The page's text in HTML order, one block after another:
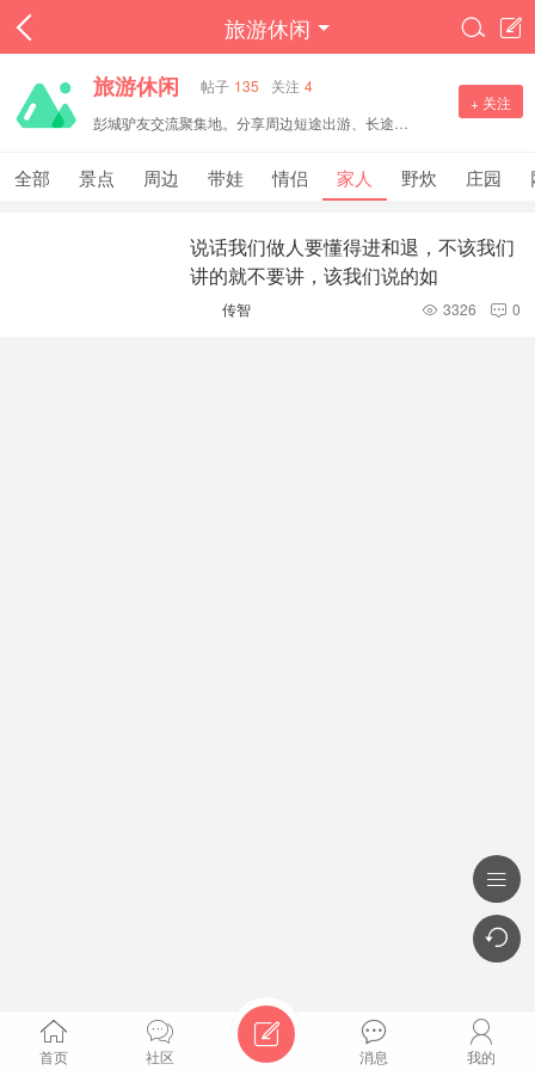
旅游休闲 

旅游休闲 帖子 135 关注 4
+ 关注
全部 景点 周边 带娃 情侣 家人 野炊 庄园
说话我们做人要懂得进和退，不该我们
讲的就不要讲，该我们说的如
传智  0
 3326

首页

社区
 
消息

我的

